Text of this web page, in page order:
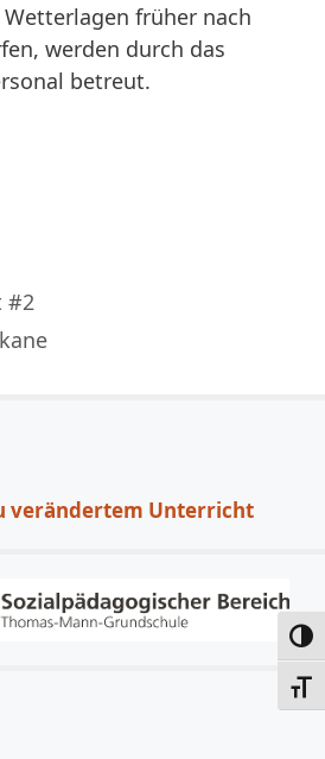
früher nach
werden durch das
betreut.
#2
verändertem Unterricht